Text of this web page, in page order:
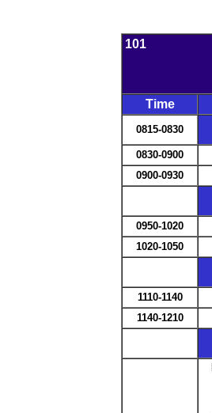
101
Time
0815-0830
0830-0900
0900-0930
0950-1020
1020-1050
1110-1140
1140-1210